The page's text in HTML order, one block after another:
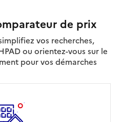
de prix
vos recherches,
ou orientez-vous sur le
pour vos démarches